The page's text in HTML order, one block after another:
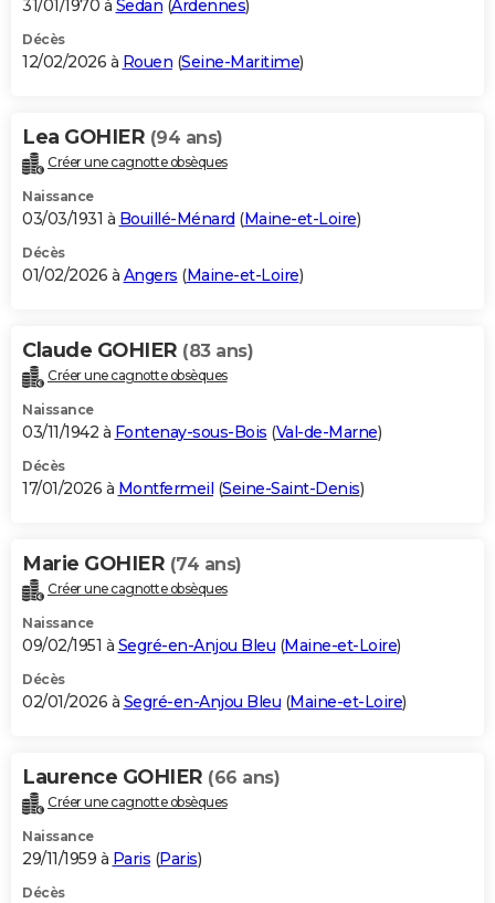
31/01/1970 à Sedan (Ardennes)
Décès
12/02/2026 à Rouen (Seine-Maritime)
Lea GOHIER (94 ans)
Créer une cagnotte obsèques
Naissance
03/03/1931 à Bouillé-Ménard (Maine-et-Loire)
Décès
01/02/2026 à Angers (Maine-et-Loire)
Claude GOHIER (83 ans)
Créer une cagnotte obsèques
Naissance
03/11/1942 à Fontenay-sous-Bois (Val-de-Marne)
Décès
17/01/2026 à Montfermeil (Seine-Saint-Denis)
Marie GOHIER (74 ans)
Créer une cagnotte obsèques
Naissance
09/02/1951 à Segré-en-Anjou Bleu (Maine-et-Loire)
Décès
02/01/2026 à Segré-en-Anjou Bleu (Maine-et-Loire)
Laurence GOHIER (66 ans)
Créer une cagnotte obsèques
Naissance
29/11/1959 à Paris (Paris)
Décès